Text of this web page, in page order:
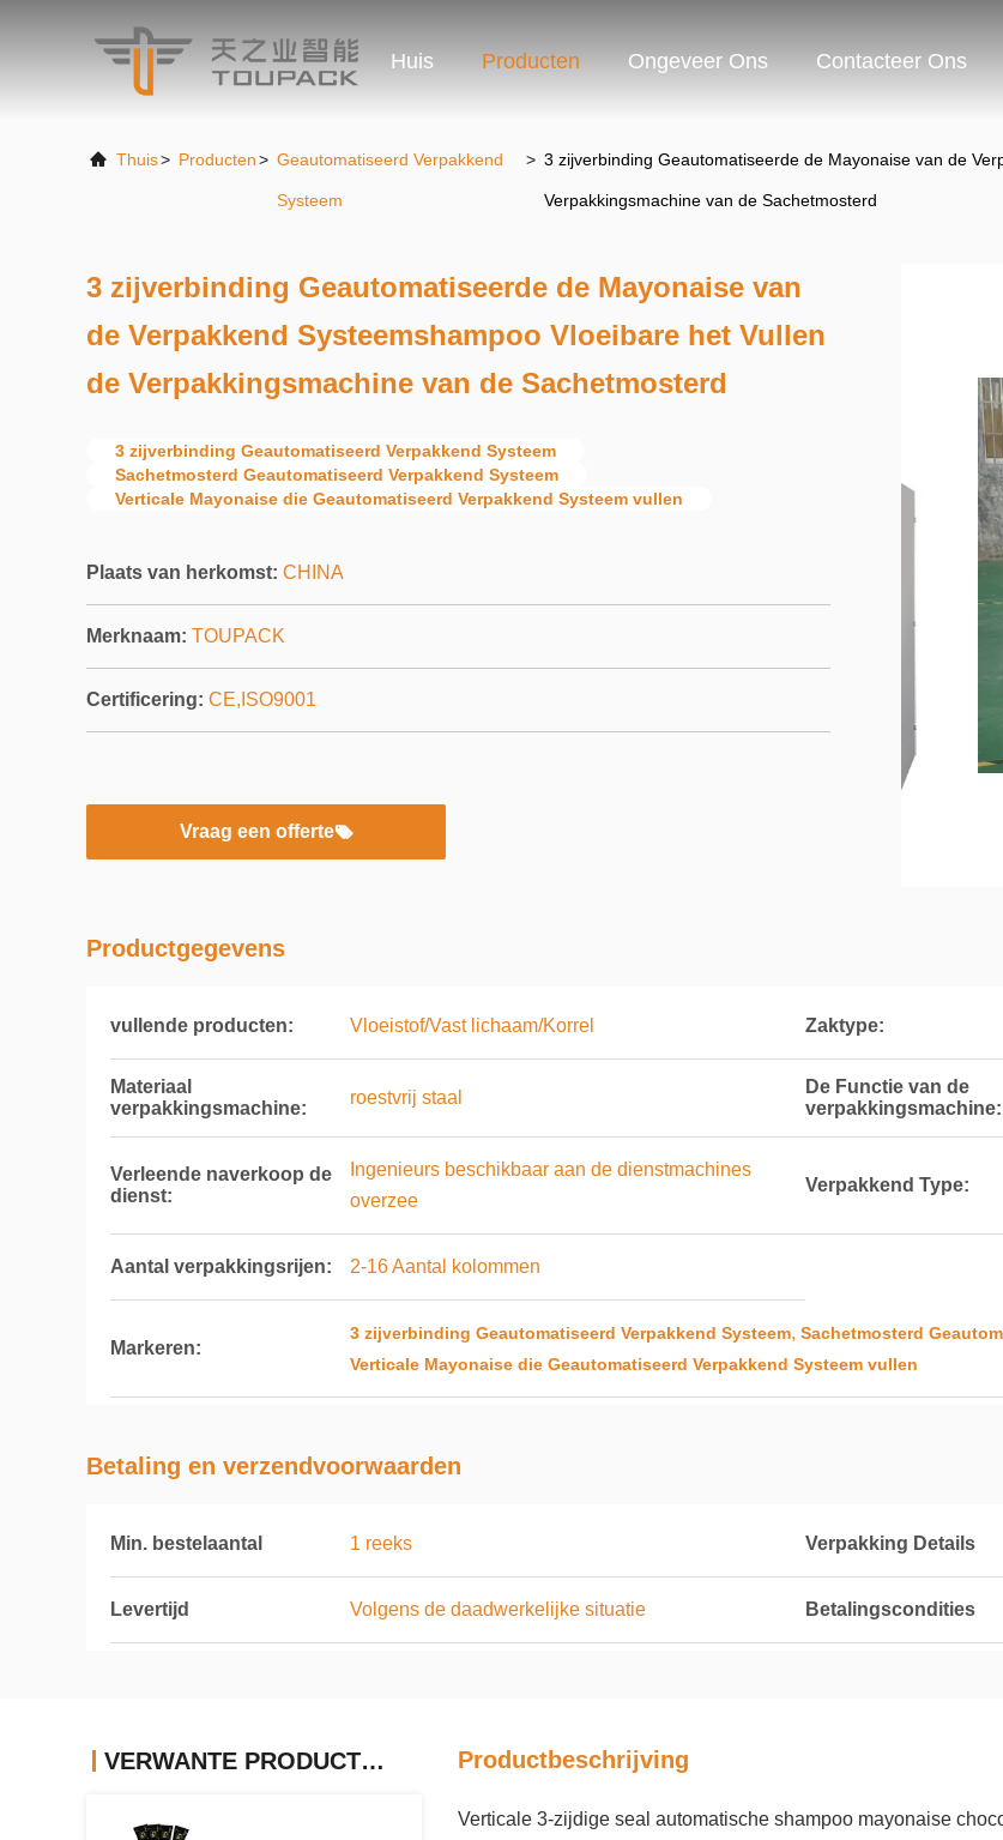
Huis Producten Ongeveer Ons Contacteer Ons
Thuis> Producten> Geautomatiseerd Verpakkend
Systeem
> 3 zijverbinding Geautomatiseerde de Mayonaise van de
Verpakkingsmachine van de Sachetmosterd
3 zijverbinding Geautomatiseerde de Mayonaise van
de Verpakkend Systeemshampoo Vloeibare het Vullen
de Verpakkingsmachine van de Sachetmosterd
3 zijverbinding Geautomatiseerd Verpakkend Systeem
Sachetmosterd Geautomatiseerd Verpakkend Systeem
Verticale Mayonaise die Geautomatiseerd Verpakkend Systeem vullen
Plaats van herkomst: CHINA
Merknaam: TOUPACK
Certificering: CE,ISO9001
Vraag een offerte
Productgegevens
vullende producten: Vloeistof/Vast lichaam/Korrel Zaktype:
Materiaal
verpakkingsmachine:
roestvrij staal
De Functie van de
verpakkingsmachine:
Verleende naverkoop de
dienst:
Ingenieurs beschikbaar aan de dienstmachines
overzee
Verpakkend Type:
Aantal verpakkingsrijen: 2-16 Aantal kolommen
Markeren:
3 zijverbinding Geautomatiseerd Verpakkend Systeem, Sachetmosterd
Verticale Mayonaise die Geautomatiseerd Verpakkend Systeem vullen
Betaling en verzendvoorwaarden
Min. bestelaantal 1 reeks Verpakking Details
Levertijd Volgens de daadwerkelijke situatie Betalingscondities
VERWANTE PRODUCTEN Productbeschrijving
Verticale 3-zijdige seal automatische shampoo mayonaise